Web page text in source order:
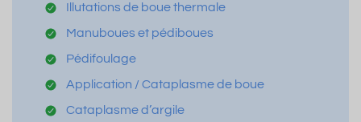
Illutations de boue thermale
Manuboues et pédiboues
Pédifoulage
Application / Cataplasme de boue
Cataplasme d’argile